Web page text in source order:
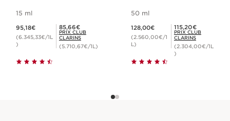
Achat Rapide
15 ml
95,18€
(6.345,33€/1L
)
Prix Club Clarins 85,66€
85,66€
PRIX CLUB
CLARINS
(5.710,67€/1L)
50 ml
128,00€
(2.560,00€/1
L)
Prix Club Clarins 115,20€
115,20€
PRIX CLUB
CLARINS
(2.304,00€/1L
)